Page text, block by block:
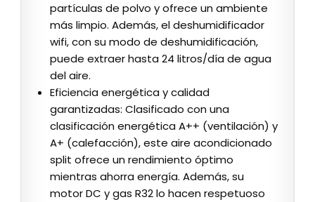
partículas de polvo y ofrece un ambiente
más limpio. Además, el deshumidificador
wifi, con su modo de deshumidificación,
puede extraer hasta 24 litros/día de agua
del aire.
Eficiencia energética y calidad
garantizadas: Clasificado con una
clasificación energética A++ (ventilación) y
A+ (calefacción), este aire acondicionado
split ofrece un rendimiento óptimo
mientras ahorra energía. Además, su
motor DC y gas R32 lo hacen respetuoso